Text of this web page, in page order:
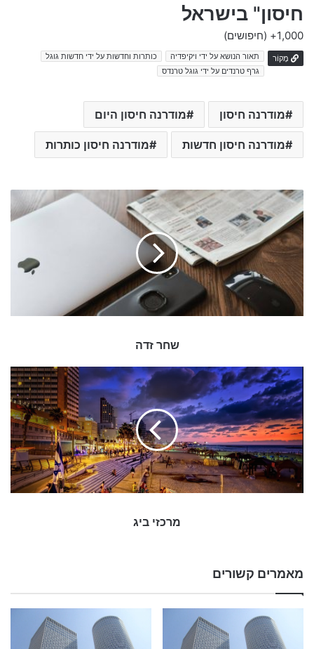
חיסון" בישראל
1,000+ (חיפושים)
מָקוֹר תאור הנושא על ידי ויקיפדיה
כותרות וחדשות על ידי חדשות גוגל
גרף טרנדים על ידי גוגל טרנדס
מודרנה חיסון מודרנה חיסון היום
מודרנה חיסון חדשות מודרנה חיסון כותרות
ש
ח
ר
ז
ה
שחר זדה
ר
כ
ז
י
ב
י
ג
מרכזי ביג
מאמרים קשורים